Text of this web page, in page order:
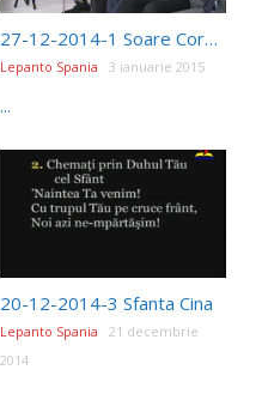
27-12-2014-1 Soare Cornel
Lepanto Spania 3 ianuarie 2015
...
20-12-2014-3 Sfanta Cina
Lepanto Spania
21 decembrie
2014